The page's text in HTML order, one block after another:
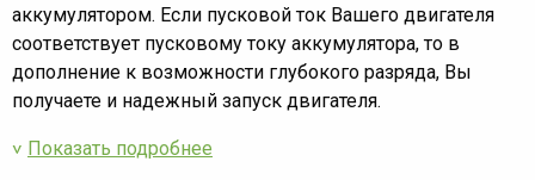
аккумулятором. Если пусковой ток Вашего двигателя
соответствует пусковому току аккумулятора, то в
дополнение к возможности глубокого разряда, Вы
получаете и надежный запуск двигателя.
Показать подробнее